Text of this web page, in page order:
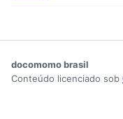
docomomo brasil
Conteúdo licenciado sob